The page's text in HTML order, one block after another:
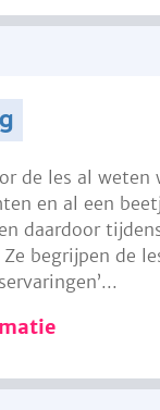
de les al weten
en al een
daardoor
begrijpen de